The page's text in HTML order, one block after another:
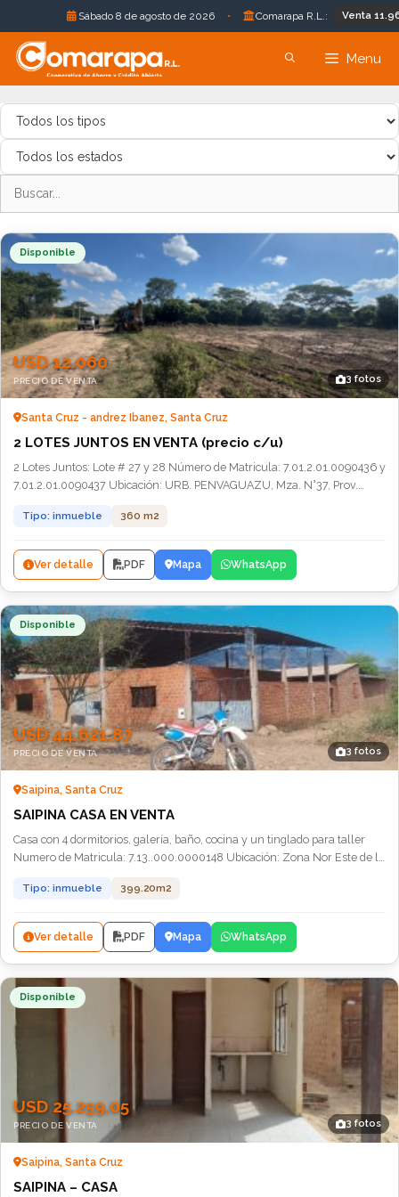
Sábado 8 de agosto de 2026 • Comarapa R.L.: Venta 11.96 Bs.
Saltar
contenido
Menu
3 fotos
Disponible
USD 12.060
PRECIO DE VENTA
Santa Cruz - andrez Ibanez, Santa Cruz
2 LOTES JUNTOS EN VENTA (precio c/u)
2 Lotes Juntos: Lote # 27 y 28 Número de Matricula: 7.01.2.01.0090436 y
7.01.2.01.0090437 Ubicación: URB. PENVAGUAZU, Mza. N°37, Prov.
Lote (precio negociable
Tipo: inmueble 360 m2
Ver detalle PDF Mapa WhatsApp
3 fotos
Disponible
USD 44.621,87
PRECIO DE VENTA
Saipina, Santa Cruz
SAIPINA CASA EN VENTA
Casa con 4 dormitorios, galería, baño, cocina y un tinglado para taller
Numero de Matricula: 7.13..000.0000148 Ubicación: Zona Nor Este de la
Metros cuadrados Precio según perito valuador: $us. 44.621,87 (precio
Tipo: inmueble 399.20m2
Ver detalle PDF Mapa WhatsApp
3 fotos
Disponible
USD 25.259,05
PRECIO DE VENTA
Saipina, Santa Cruz
SAIPINA – CASA